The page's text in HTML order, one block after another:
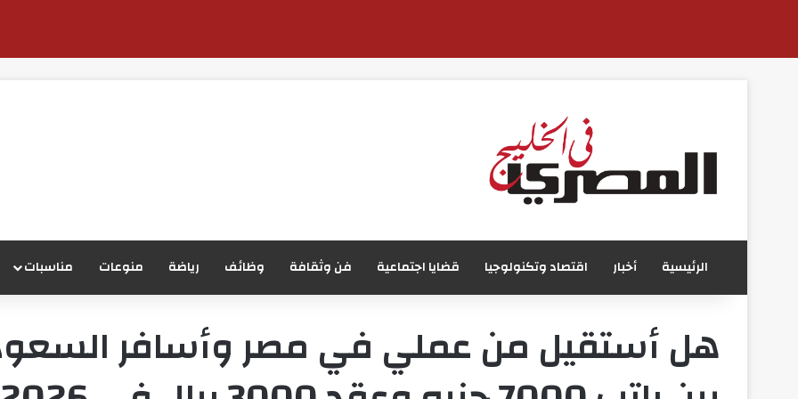
الرئيسية أخبار اقتصاد وتكنولوجيا قضايا اجتماعية فن وثقافة وظائف رياضة منوعات مناسبات
هل أستقيل من عملي في مصر وأسافر